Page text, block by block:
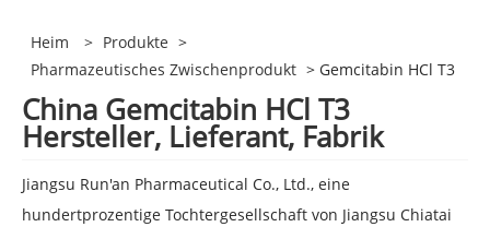
Heim > Produkte >
Pharmazeutisches Zwischenprodukt > Gemcitabin HCl T3
China Gemcitabin HCl T3
Hersteller, Lieferant, Fabrik
Jiangsu Run'an Pharmaceutical Co., Ltd., eine
hundertprozentige Tochtergesellschaft von Jiangsu Chiatai